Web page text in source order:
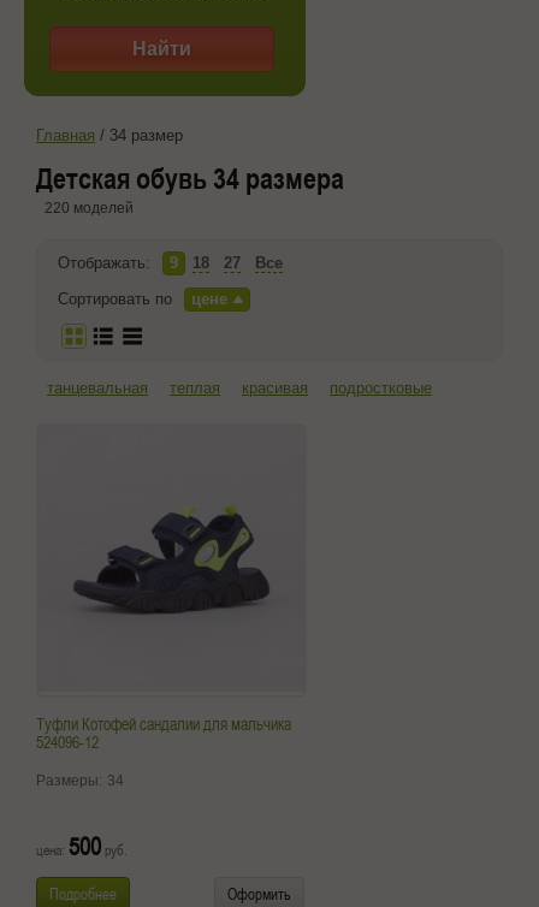
Найти
Главная / 34 размер
Детская обувь 34 размера
220 моделей
Отображать: 9 18 27
Все
Сортировать по
цене
танцевальная теплая красивая подростковые
Туфли Котофей сандалии для мальчика
524096-12
Размеры: 34
цена: 500 руб.
Подробнее Оформить